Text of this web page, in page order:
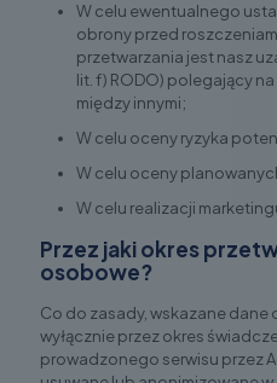
W celu ewentualnego
obrony przed
przetwarzania jest nasz
lit. f) RODO) polegający
między innymi;
W celu oceny ryzyka
W celu oceny
W celu realizacji
Przez jaki okres
osobowe?
Co do zasady, wskazane
wyłącznie przez okres
prowadzonego serwisu przez